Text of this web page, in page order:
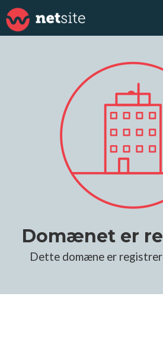
Domænet er
Dette domæne er